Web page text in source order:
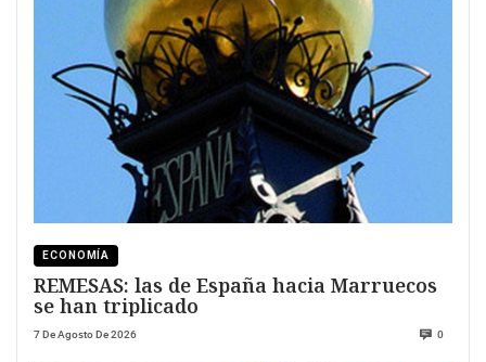
ECONOMÍA
REMESAS: las de España hacia Marruecos
se han triplicado
7 De Agosto De 2026 0